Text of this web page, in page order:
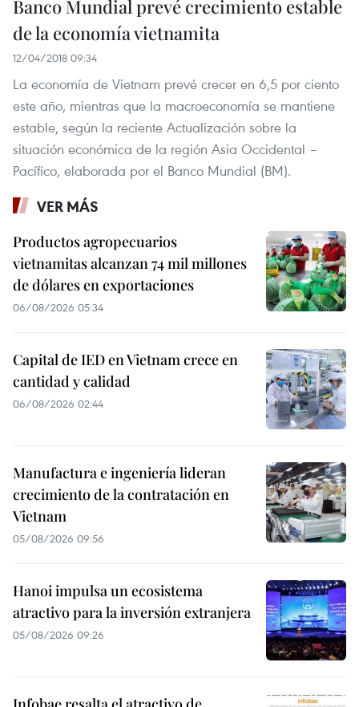
Banco Mundial prevé crecimiento estable
de la economía vietnamita
12/04/2018 09:34
La economía de Vietnam prevé crecer en 6,5 por ciento
este año, mientras que la macroeconomía se mantiene
estable, según la reciente Actualización sobre la
situación económica de la región Asia Occidental –
Pacífico, elaborada por el Banco Mundial (BM).
VER MÁS
Productos agropecuarios
vietnamitas alcanzan 74 mil millones
de dólares en exportaciones
06/08/2026 05:34
Capital de IED en Vietnam crece en
cantidad y calidad
06/08/2026 02:44
Manufactura e ingeniería lideran
crecimiento de la contratación en
Vietnam
05/08/2026 09:56
Hanoi impulsa un ecosistema
atractivo para la inversión extranjera
05/08/2026 09:26